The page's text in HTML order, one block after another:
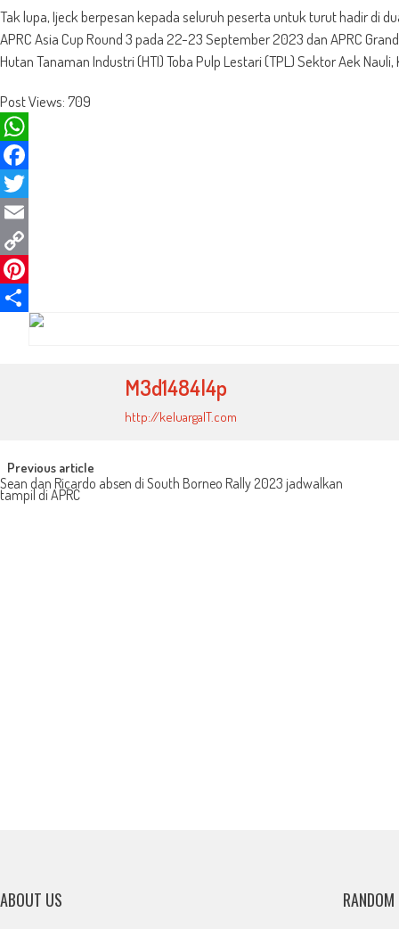
Tak lupa, Ijeck berpesan kepada seluruh peserta untuk turut hadir di
APRC Asia Cup Round 3 pada 22-23 September 2023 dan APRC
Hutan Tanaman Industri (HTI) Toba Pulp Lestari (TPL) Sektor Aek
Post Views:709
WhatsApp
Facebook
Twitter
Email
Copy
Link
Pinterest
Share
M3d1484l4p
http://keluargaIT.com
Post
navigation
Previous article
Sean dan Ricardo absen di South Borneo Rally 2023 jadwalkan
tampil di APRC
ABOUT US